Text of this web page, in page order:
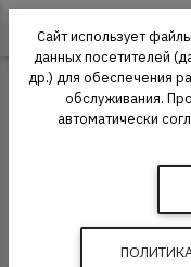
Инженерная доска
Инженерная
15 мм
Сайт использует
данных посетителей
др.) для обеспечения
обслуживания.
автоматически